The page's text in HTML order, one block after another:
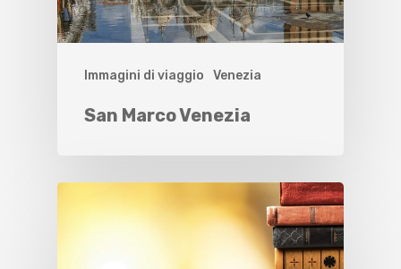
Immagini di viaggio Venezia
San Marco Venezia